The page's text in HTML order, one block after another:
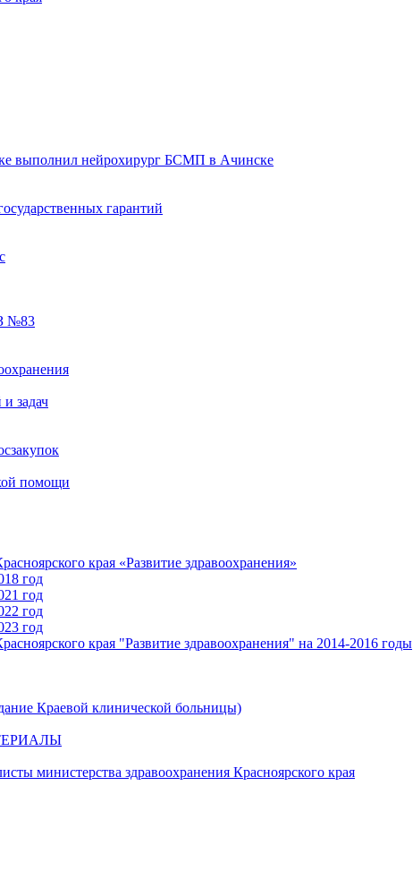
выполнил нейрохирург БСМП в Ачинске
гарантий
№83
задач
помощи
края «Развитие здравоохранения»
год
год
год
год
края "Развитие здравоохранения" на 2014-2016 годы
Краевой клинической больницы)
министерства здравоохранения Красноярского края